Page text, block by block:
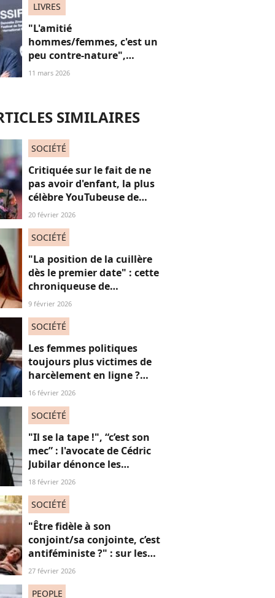
LIVRES
"L'amitié
hommes/femmes, c'est un
peu contre-nature",
théorise Michel
dit long sur sa littérature
11 mars 2026
SIMILAIRES
SOCIÉTÉ
Critiquée sur le fait de ne
pas avoir d'enfant, la plus
célèbre YouTubeuse de
France répond aux
fragile"
20 février 2026
SOCIÉTÉ
"La position de la cuillère
dès le premier date" : cette
chroniqueuse de
Quotidien s'amuse de
absolument jubilatoire
9 février 2026
SOCIÉTÉ
Les femmes politiques
toujours plus victimes de
harcèlement en ligne ?
Une étude interroge ce
16 février 2026
SOCIÉTÉ
"Il se la tape !", “c’est son
mec” : l'avocate de Cédric
Jubilar dénonce les
réflexions misogynes
subissent toutes ses
consœurs
18 février 2026
SOCIÉTÉ
"Être fidèle à son
conjoint/sa conjointe, c’est
antiféministe ?" : sur les
réseaux sociaux, cette
27 février 2026
PEOPLE